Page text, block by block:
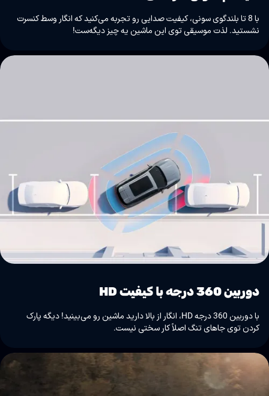
با 8 تا بلندگوی سونی، کیفیت صدایی رو تجربه می‌کنید که انگار وسط کنسرت
نشستید. لذت موسیقی توی این ماشین یه چیز دیگه‌ست!
دوربین 360 درجه با کیفیت HD
با دوربین 360 درجه HD، انگار از بالا دارید ماشین رو می‌بینید! دیگه پارک
کردن توی جاهای تنگ اصلاً کار سختی نیست.